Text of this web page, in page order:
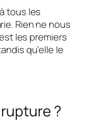
tous les
Rien ne nous
les premiers
qu’elle le
?